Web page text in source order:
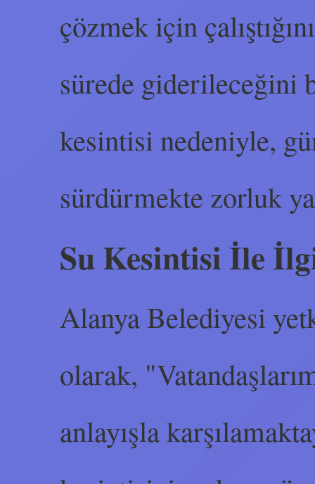
çözmek için
sürede giderileceğini
kesintisi nedeniyle,
sürdürmekte zorluk
Su Kesintisi İle
Alanya Belediyesi
olarak,
anlayışla